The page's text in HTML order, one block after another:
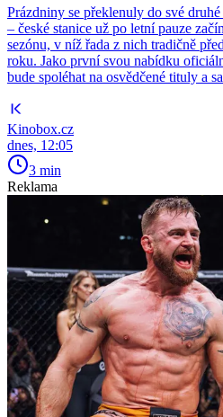
Prázdniny se překlenuly do své
– české stanice už po letní pauze
sezónu, v níž řada z nich tradičně
roku. Jako první svou nabídku
bude spoléhat na osvědčené tituly a
Kinobox.cz
dnes, 12:05
3 min
Reklama